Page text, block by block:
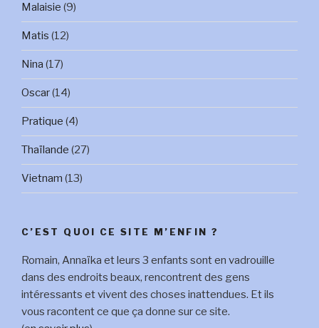
Malaisie (9)
Matis (12)
Nina (17)
Oscar(14)
Pratique (4)
Thaïlande (27)
Vietnam (13)
C’EST QUOI CE SITE M’ENFIN ?
Romain, Annaïka et leurs 3 enfants sont en vadrouille
dans des endroits beaux, rencontrent des gens
intéressants et vivent des choses inattendues. Et ils
vous racontent ce que ça donne sur ce site.